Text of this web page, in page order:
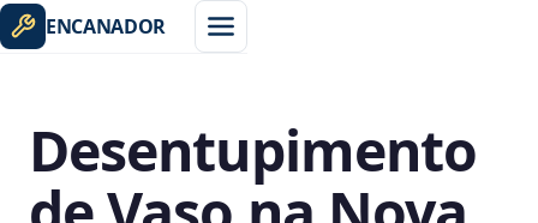
ENCANADOR
Desentupimento